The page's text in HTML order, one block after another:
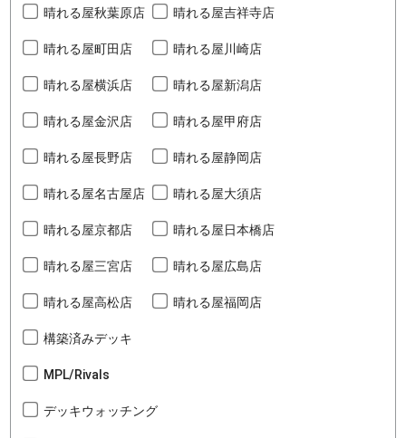
晴れる屋秋葉原店 晴れる屋吉祥寺店
晴れる屋町田店 晴れる屋川崎店
晴れる屋横浜店 晴れる屋新潟店
晴れる屋金沢店 晴れる屋甲府店
晴れる屋長野店 晴れる屋静岡店
晴れる屋名古屋店 晴れる屋大須店
晴れる屋京都店 晴れる屋日本橋店
晴れる屋三宮店 晴れる屋広島店
晴れる屋高松店 晴れる屋福岡店
構築済みデッキ
MPL/Rivals
デッキウォッチング